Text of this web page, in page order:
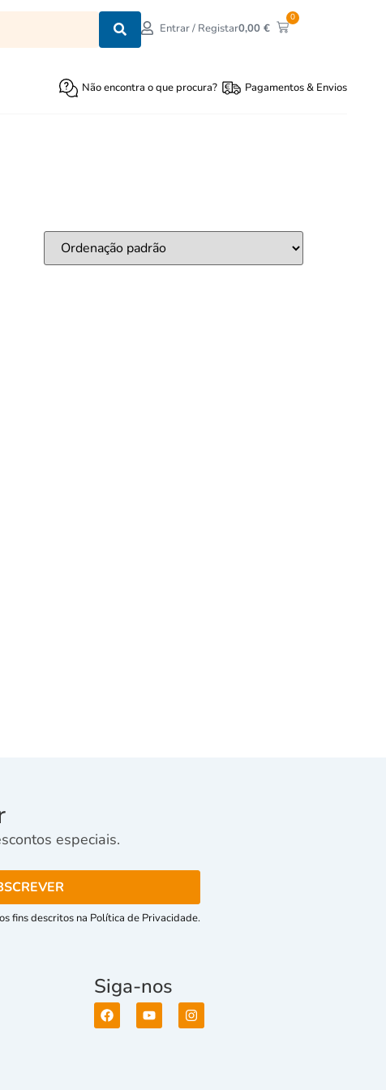
Entrar / Registar0,00€
0
Não encontra o que procura? Pagamentos & Envios
especiais.
fins descritos na Política de Privacidade.
Siga-nos